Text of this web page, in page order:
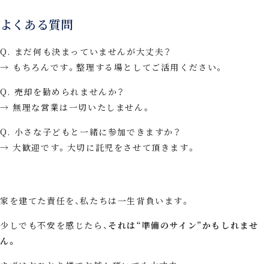
よくある質問
Q. まだ何も決まっていませんが大丈夫？
→ もちろんです。整理する場としてご活用ください。
Q. 売却を勧められませんか？
→ 無理な営業は一切いたしません。
Q. 小さな子どもと一緒に参加できますか？
→ 大歓迎です。大切に託児をさせて頂きます。
家を建てた責任を、私たちは一生背負います。
少しでも不安を感じたら、 それは“準備のサイン”かもしれませ
ん。